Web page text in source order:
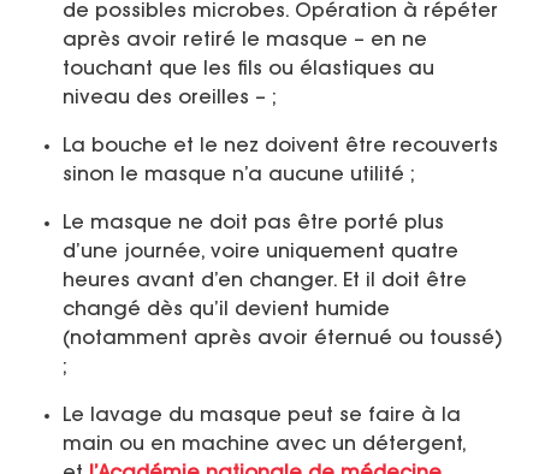
de possibles microbes. Opération à répéter
après avoir retiré le masque – en ne
touchant que les fils ou élastiques au
niveau des oreilles – ;
La bouche et le nez doivent être recouverts
sinon le masque n’a aucune utilité ;
Le masque ne doit pas être porté plus
d’une journée, voire uniquement quatre
heures avant d’en changer. Et il doit être
changé dès qu’il devient humide
(notamment après avoir éternué ou toussé)
;
Le lavage du masque peut se faire à la
main ou en machine avec un détergent,